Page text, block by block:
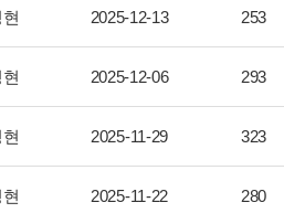
2025-12-13 253
2025-12-06 293
2025-11-29 323
2025-11-22 280